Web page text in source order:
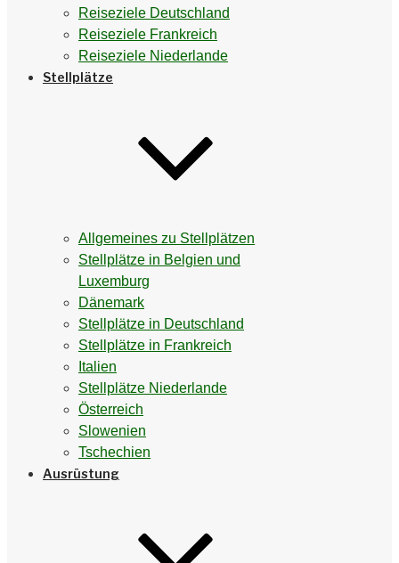
Reiseziele Deutschland
Reiseziele Frankreich
Reiseziele Niederlande
Stellplätze
Allgemeines zu Stellplätzen
Stellplätze in Belgien und
Luxemburg
Dänemark
Stellplätze in Deutschland
Stellplätze in Frankreich
Italien
Stellplätze Niederlande
Österreich
Slowenien
Tschechien
Ausrüstung